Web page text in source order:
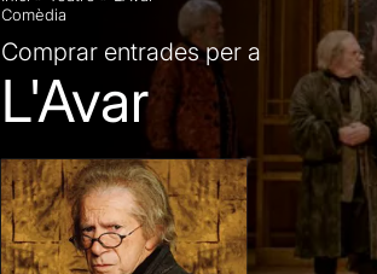
Comèdia
Comprar entrades per a
L'Avar